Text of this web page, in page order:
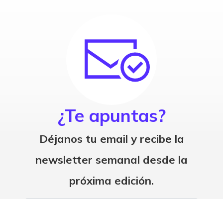
¿Te apuntas?
Déjanos tu email y recibe la
newsletter semanal desde la
próxima edición.